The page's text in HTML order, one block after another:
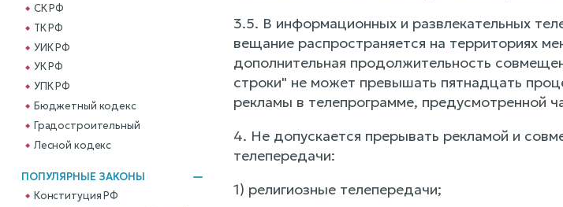
СК РФ
ТК РФ
УИК РФ
УК РФ
УПК РФ
Бюджетный кодекс
Градостроительный
Лесной кодекс
ПОПУЛЯРНЫЕ ЗАКОНЫ
Конституция РФ
3.5. В информационных и развлекательных
вещание распространяется на территориях
дополнительная продолжительность
строки" не может превышать пятнадцать
рекламы в телепрограмме, предусмотренной
4. Не допускается прерывать рекламой и
телепередачи:
1) религиозные телепередачи;